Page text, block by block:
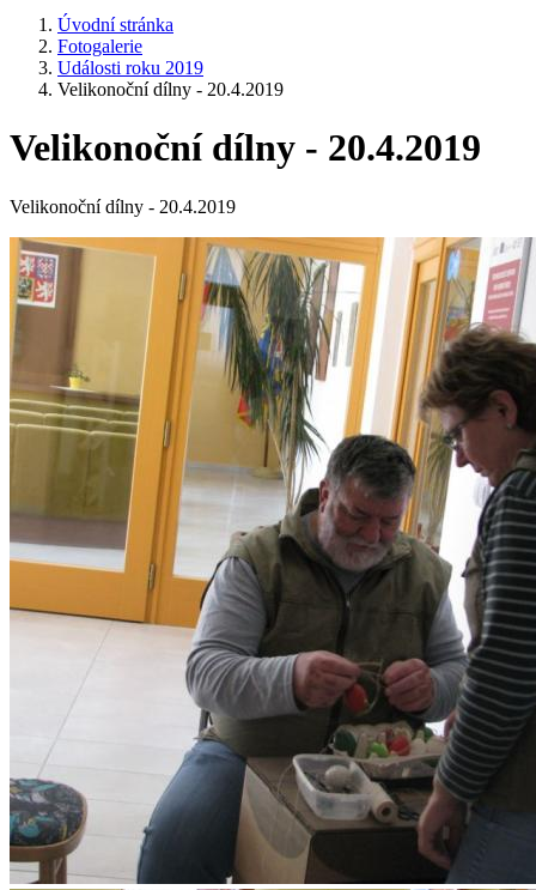
Úvodní stránka
Fotogalerie
Události roku 2019
Velikonoční dílny - 20.4.2019
Velikonoční dílny - 20.4.2019
Velikonoční dílny - 20.4.2019